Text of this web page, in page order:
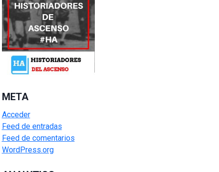
META
Acceder
Feed de entradas
Feed de comentarios
WordPress.org